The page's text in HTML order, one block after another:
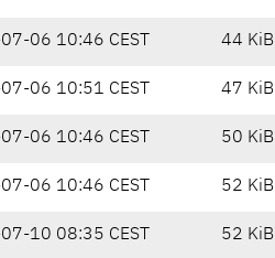
06 10:46 CEST 44 KiB
06 10:51 CEST 47 KiB
06 10:46 CEST 50 KiB
06 10:46 CEST 52 KiB
10 08:35 CEST 52 KiB